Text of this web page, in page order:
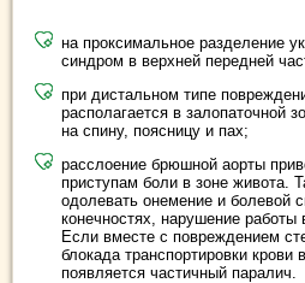
на проксимальное разделение
синдром в верхней передней
при дистальном типе
располагается в залопаточной
на спину, поясницу и пах;
расслоение брюшной аорты
приступам боли в зоне живота.
одолевать онемение и болевой
конечностях, нарушение работы
Если вместе с повреждением
блокада транспортировки крови
появляется частичный паралич.